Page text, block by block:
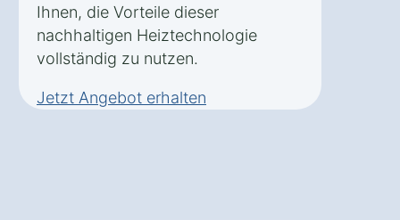
Ihnen, die Vorteile dieser
nachhaltigen Heiztechnologie
vollständig zu nutzen.
Jetzt Angebot erhalten